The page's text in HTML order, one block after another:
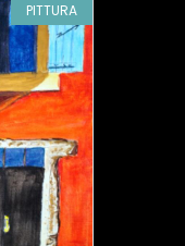
PITTURA